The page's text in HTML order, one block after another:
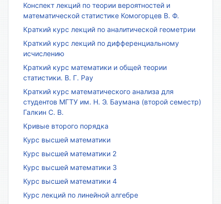
Конспект лекций по теории вероятностей и
математической статистике Комогорцев В. Ф.
Краткий курс лекций по аналитической геометрии
Краткий курс лекций по дифференциальному
исчислению
Краткий курс математики и общей теории
статистики. В. Г. Рау
Краткий курс математического анализа для
студентов МГТУ им. Н. Э. Баумана (второй семестр)
Галкин С. В.
Кривые второго порядка
Курс высшей математики
Курс высшей математики 2
Курс высшей математики 3
Курс высшей математики 4
Курс лекций по линейной алгебре